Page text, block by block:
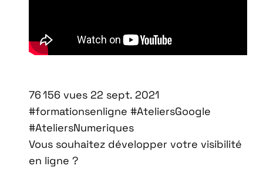
76 156 vues 22 sept. 2021
#formationsenligne #AteliersGoogle
#AteliersNumeriques
Vous souhaitez développer votre visibilité
en ligne ?